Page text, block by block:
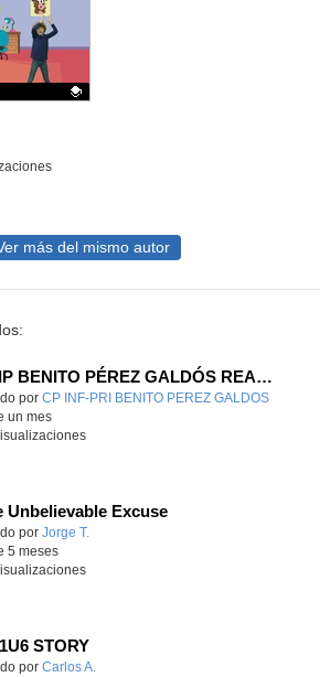
más del mismo autor
CEIP BENITO PÉREZ GALDÓS READY, STEADY & GO
educativo.
por CP INF-PRI BENITO PEREZ GALDOS-
un mes
Unbelievable Excuse
educativo.
por Jorge T.
5 meses
STORY
educativo.
por Carlos A.